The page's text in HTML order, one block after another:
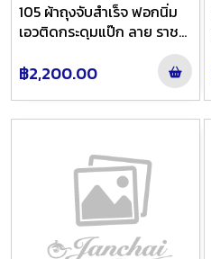
105 ผ้าถุงจับสำเร็จ ฟอกนิ่ม
เอวติดกระดุมแป๊ก ลาย ราช
วัตรหน้านาง สี เทาส้มทอง
ย้อมน้ำตาลไล่สี
฿2,200.00